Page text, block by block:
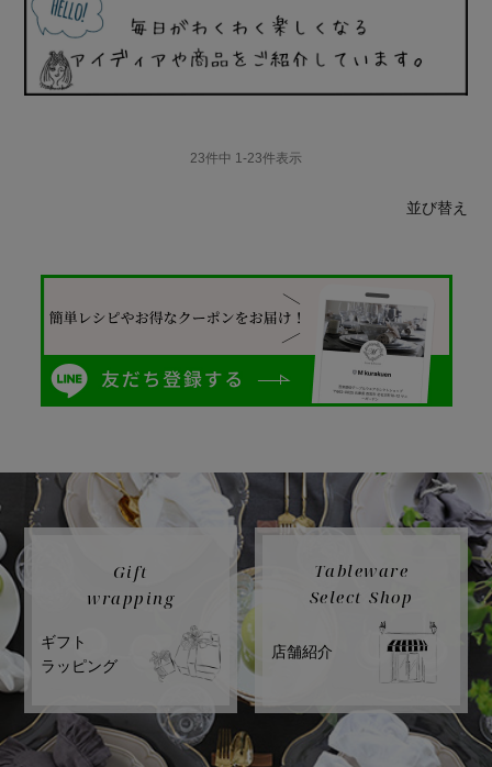
並び替え
23件中 1 -23件表示
Gift
wrapping
ギフト
ラッピング
Tableware
Select Shop
店舗紹介